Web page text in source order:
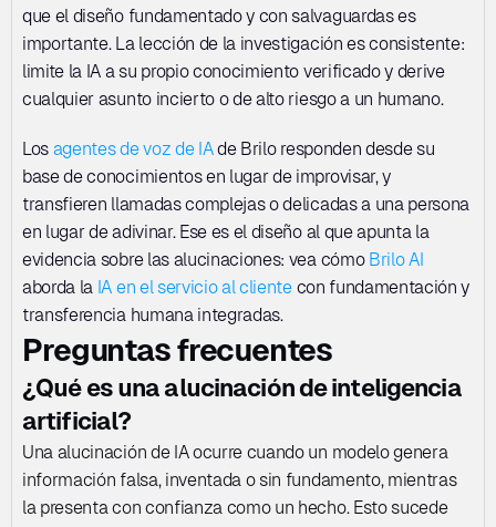
que el diseño fundamentado y con salvaguardas es
importante. La lección de la investigación es consistente:
limite la IA a su propio conocimiento verificado y derive
cualquier asunto incierto o de alto riesgo a un humano.
Los agentes de voz de IA de Brilo responden desde su
base de conocimientos en lugar de improvisar, y
transfieren llamadas complejas o delicadas a una persona
en lugar de adivinar. Ese es el diseño al que apunta la
evidencia sobre las alucinaciones: vea cómo Brilo AI
aborda la IA en el servicio al cliente con fundamentación y
transferencia humana integradas.
Preguntas frecuentes
¿Qué es una alucinación de inteligencia
artificial?
Una alucinación de IA ocurre cuando un modelo genera
información falsa, inventada o sin fundamento, mientras
la presenta con confianza como un hecho. Esto sucede